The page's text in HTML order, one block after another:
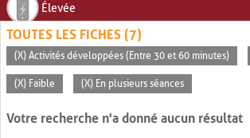
Élevée
TOUTES LES FICHES (7)
(X) Activités développées (Entre 30 et 60 minutes)
(X) Faible (X) En plusieurs séances
Votre recherche n'a donné aucun résultat